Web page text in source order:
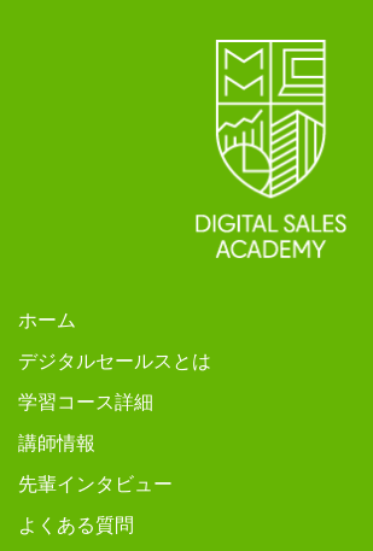
ホーム
デジタルセールスとは
学習コース詳細
講師情報
先輩インタビュー
よくある質問